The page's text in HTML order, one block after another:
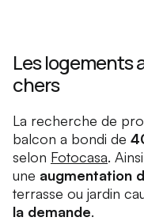
Les logements
chers
La recherche de
balcon a bondi de
selon Fotocasa.
une augmentation
terrasse ou jardin
la demande.